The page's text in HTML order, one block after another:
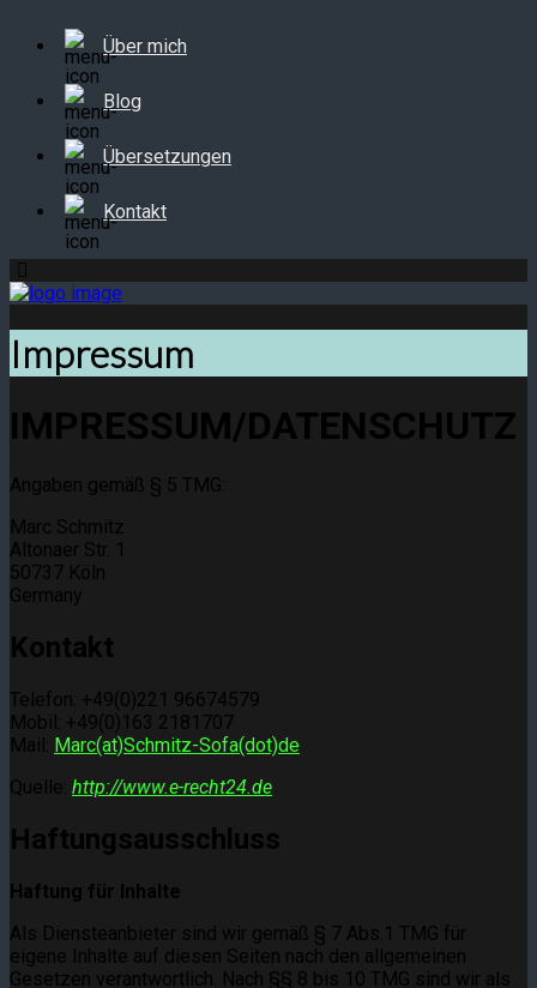
Über mich
Blog
Übersetzungen
Kontakt
Impressum
IMPRESSUM/DATENSCHUTZ
Angaben gemäß § 5 TMG:
Marc Schmitz
Altonaer Str. 1
50737 Köln
Germany
Kontakt
Telefon: +49(0)221 96674579
Mobil: +49(0)163 2181707
Mail: Marc(at)Schmitz-Sofa(dot)de
Quelle: http://www.e-recht24.de
Haftungsausschluss
Haftung für Inhalte
Als Diensteanbieter sind wir gemäß § 7 Abs.1 TMG für
eigene Inhalte auf diesen Seiten nach den allgemeinen
Gesetzen verantwortlich. Nach §§ 8 bis 10 TMG sind wir als